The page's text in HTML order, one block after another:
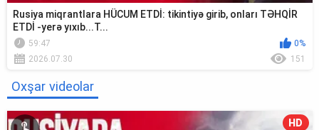
Rusiya miqrantlara HÜCUM ETDİ: tikintiyə girib, onları TƏHQİR
ETDİ -yerə yıxıb...T...
59:47
0%
2026.07.30
151
Oxşar videolar
HD